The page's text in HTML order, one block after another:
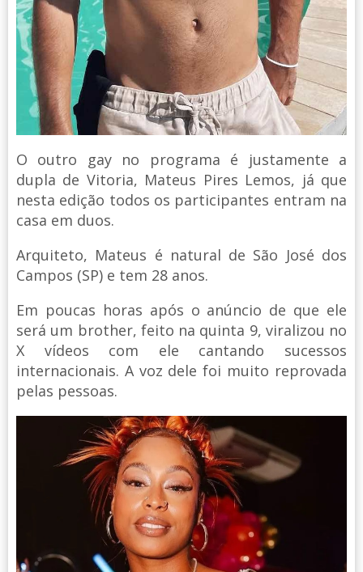
O outro gay no programa é justamente a
dupla de Vitoria, Mateus Pires Lemos, já que
nesta edição todos os participantes entram na
casa em duos.
Arquiteto, Mateus é natural de São José dos
Campos (SP) e tem 28 anos.
Em poucas horas após o anúncio de que ele
será um brother, feito na quinta 9, viralizou no
X vídeos com ele cantando sucessos
internacionais. A voz dele foi muito reprovada
pelas pessoas.